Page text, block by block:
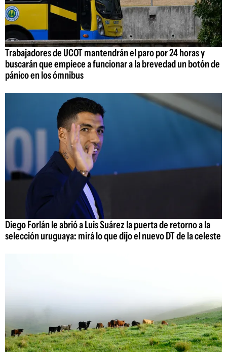
Trabajadores de UCOT mantendrán el paro por 24 horas y
buscarán que empiece a funcionar a la brevedad un botón de
pánico en los ómnibus
Diego Forlán le abrió a Luis Suárez la puerta de retorno a la
selección uruguaya: mirá lo que dijo el nuevo DT de la celeste